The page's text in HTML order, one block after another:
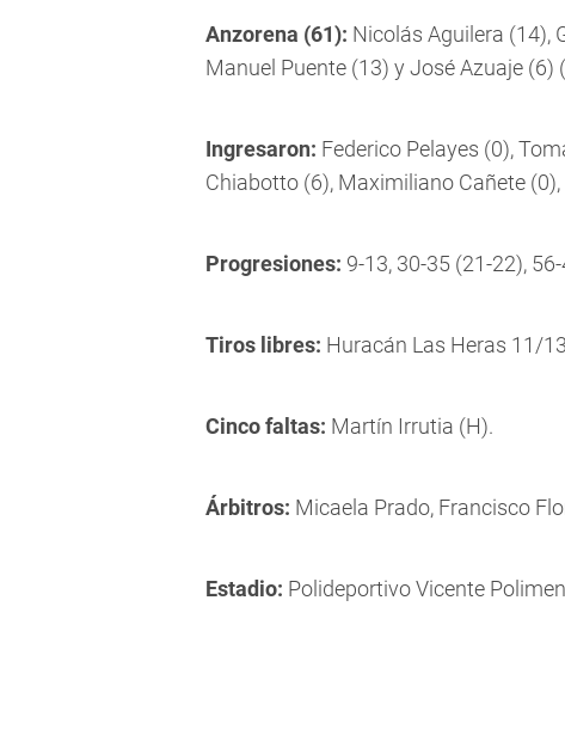
Anzorena (61): Nicolás Aguilera (14),
Manuel Puente (13) y José Azuaje (6)
Ingresaron: Federico Pelayes (0),
Chiabotto (6), Maximiliano Cañete
Progresiones: 9-13, 30-35 (21-22),
Tiros libres: Huracán Las Heras 11/
Cinco faltas: Martín Irrutia (H).
Árbitros: Micaela Prado, Francisco
Estadio: Polideportivo Vicente